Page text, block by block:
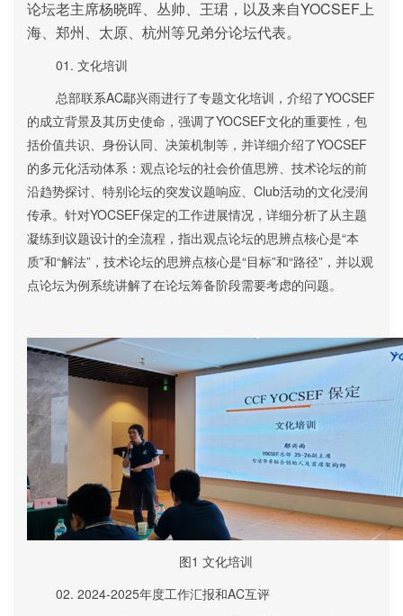
论坛老主席杨晓晖、 丛帅、王珺，以及来自YOCSEF上
海、郑州、太原、杭州等兄弟分论坛代表。
01. 文化培训
总部联系AC鄢兴雨进行了专题文化培训，介绍了YOCSEF
的成立背景及其历史使命 ， 强调了YOCSEF文化的重要性，包
括价值共识、身份认同、决策机制等 ，并详细介绍了YOCSEF
的多元化活动体系 ： 观点论坛的社会价值思辨、技术论坛的前
沿趋势探讨、特别论坛的突发议题响应、Club活动的文化浸润
传承。针对YOCSEF保定的工作进展情况，详细分析了从主题
凝练到议题设计的全流程，指出观点论坛的思辨点核心是“本
质”和“解法”，技术论坛的思辨点核心是“目标”和“路径” ， 并以观
点论坛为例系统讲解了在论坛筹备阶段需要考虑的问题。
图1 文化培训
02. 2024-2025年度工作汇报和AC互评